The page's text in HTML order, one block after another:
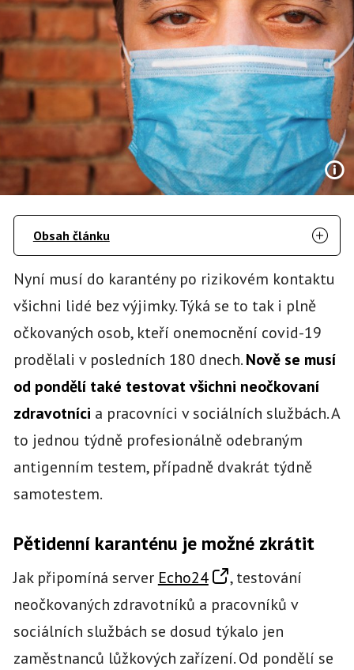
Obsah článku
Nyní musí do karantény po rizikovém kontaktu
všichni lidé bez výjimky. Týká se to tak i plně
očkovaných osob, kteří onemocnění covid-19
prodělali v posledních 180 dnech.Nově se musí
od pondělí také testovat všichni neočkovaní
zdravotníci a pracovníci v sociálních službách. A
to jednou týdně profesionálně odebraným
antigenním testem, případně dvakrát týdně
samotestem.
Pětidenní karanténu je možné zkrátit
Jak připomíná server Echo24
, testování
neočkovaných zdravotníků a pracovníků v
sociálních službách se dosud týkalo jen
zaměstnanců lůžkových zařízení. Od pondělí se